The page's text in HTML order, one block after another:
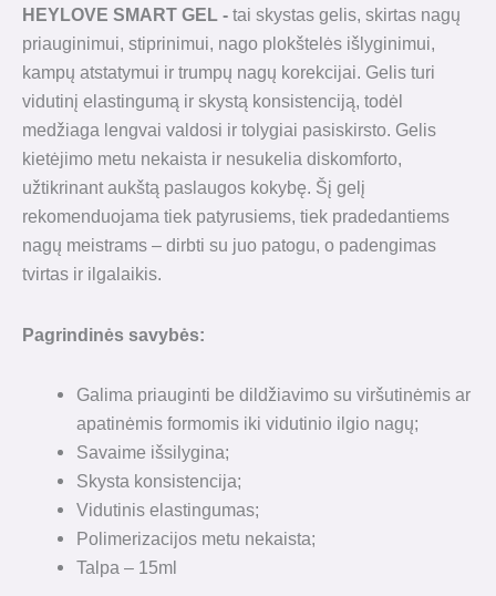
HEYLOVE SMART GEL - tai skystas gelis, skirtas nagų
priauginimui, stiprinimui, nago plokštelės išlyginimui,
kampų atstatymui ir trumpų nagų korekcijai. Gelis turi
vidutinį elastingumą ir skystą konsistenciją, todėl
medžiaga lengvai valdosi ir tolygiai pasiskirsto. Gelis
kietėjimo metu nekaista ir nesukelia diskomforto,
užtikrinant aukštą paslaugos kokybę. Šį gelį
rekomenduojama tiek patyrusiems, tiek pradedantiems
nagų meistrams – dirbti su juo patogu, o padengimas
tvirtas ir ilgalaikis.
Pagrindinės savybės:
Galima priauginti be dildžiavimo su viršutinėmis ar
apatinėmis formomis iki vidutinio ilgio nagų;
Savaime išsilygina;
Skysta konsistencija;
Vidutinis elastingumas;
Polimerizacijos metu nekaista;
Talpa – 15ml